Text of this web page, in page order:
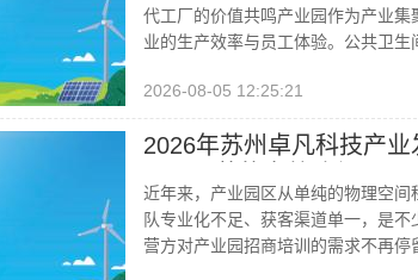
代工厂的价值共鸣产业园作为产业
业的生产效率与员工体验。公共卫
2026-08-05 12:25:21
2026年苏州卓凡科技产
近年来，产业园区从单纯的物理空
队专业化不足、获客渠道单一，是
营方对产业园招商培训的需求不再停